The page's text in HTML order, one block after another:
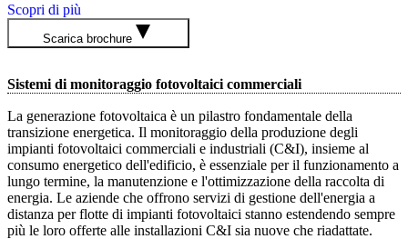
Scopri di più
Scarica brochure
Sistemi di monitoraggio fotovoltaici commerciali
La generazione fotovoltaica è un pilastro fondamentale della
transizione energetica. Il monitoraggio della produzione degli
impianti fotovoltaici commerciali e industriali (C&I), insieme al
consumo energetico dell'edificio, è essenziale per il funzionamento a
lungo termine, la manutenzione e l'ottimizzazione della raccolta di
energia. Le aziende che offrono servizi di gestione dell'energia a
distanza per flotte di impianti fotovoltaici stanno estendendo sempre
più le loro offerte alle installazioni C&I sia nuove che riadattate.